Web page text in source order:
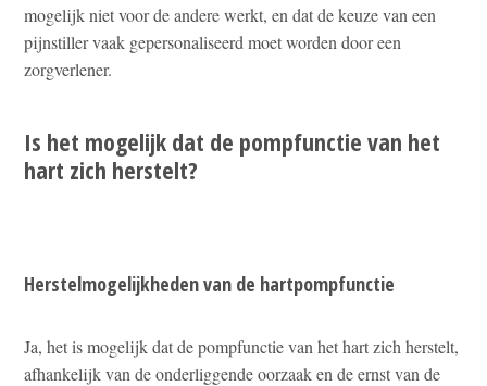
mogelijk niet voor de andere werkt, en dat de keuze van een
pijnstiller vaak gepersonaliseerd moet worden door een
zorgverlener.
Is het mogelijk dat de pompfunctie van het
hart zich herstelt?
Herstelmogelijkheden van de hartpompfunctie
Ja, het is mogelijk dat de pompfunctie van het hart zich herstelt,
afhankelijk van de onderliggende oorzaak en de ernst van de